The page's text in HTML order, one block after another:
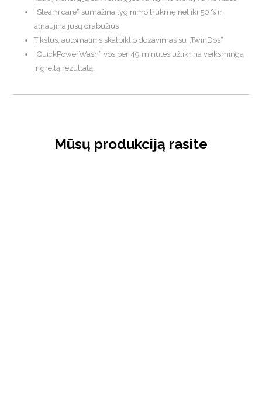
”Steam care“ sumažina lyginimo trukmę net iki 50 % ir
atnaujina jūsų drabužius
Tikslus, automatinis skalbiklio dozavimas su „TwinDos“
„QuickPowerWash“ vos per 49 minutes užtikrina veiksmingą
ir greitą rezultatą.
Mūsų produkciją rasite